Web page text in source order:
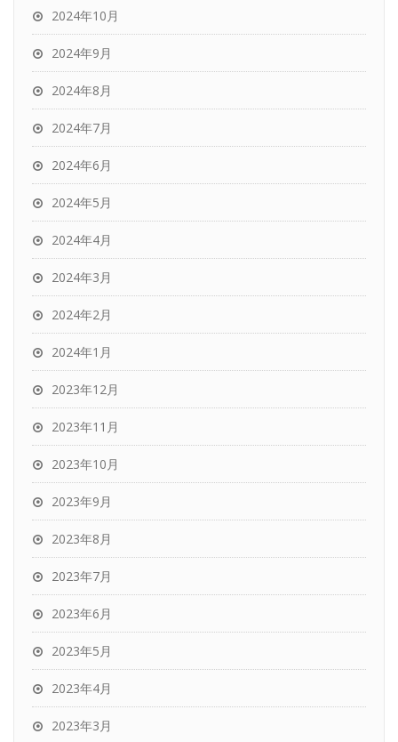
2024年10月
2024年9月
2024年8月
2024年7月
2024年6月
2024年5月
2024年4月
2024年3月
2024年2月
2024年1月
2023年12月
2023年11月
2023年10月
2023年9月
2023年8月
2023年7月
2023年6月
2023年5月
2023年4月
2023年3月